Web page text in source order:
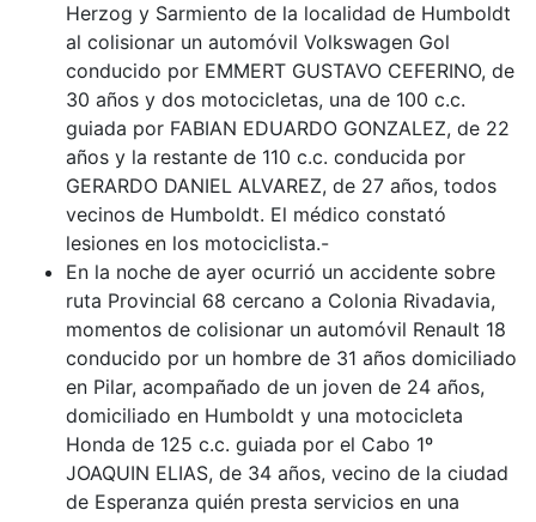
Herzog y Sarmiento de la localidad de Humboldt
al colisionar un automóvil Volkswagen Gol
conducido por EMMERT GUSTAVO CEFERINO, de
30 años y dos motocicletas, una de 100 c.c.
guiada por FABIAN EDUARDO GONZALEZ, de 22
años y la restante de 110 c.c. conducida por
GERARDO DANIEL ALVAREZ, de 27 años, todos
vecinos de Humboldt. El médico constató
lesiones en los motociclista.-
En la noche de ayer ocurrió un accidente sobre
ruta Provincial 68 cercano a Colonia Rivadavia,
momentos de colisionar un automóvil Renault 18
conducido por un hombre de 31 años domiciliado
en Pilar, acompañado de un joven de 24 años,
domiciliado en Humboldt y una motocicleta
Honda de 125 c.c. guiada por el Cabo 1º
JOAQUIN ELIAS, de 34 años, vecino de la ciudad
de Esperanza quién presta servicios en una